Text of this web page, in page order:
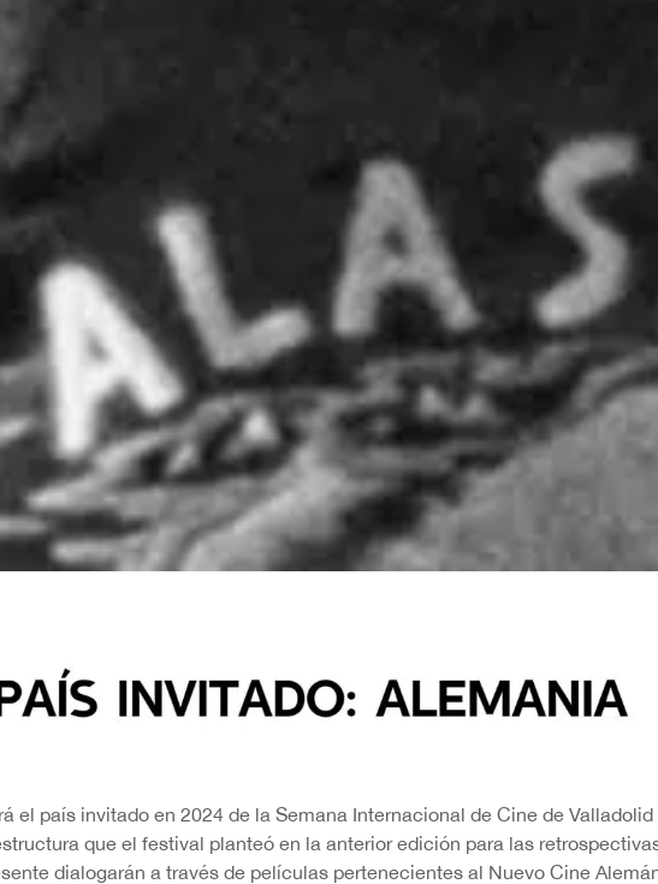
el país invitado en 2024 de la Semana Internacional de Cine de Valladolid
que el festival planteó en la anterior edición para las
dialogarán a través de películas pertenecientes al Nuevo Cine